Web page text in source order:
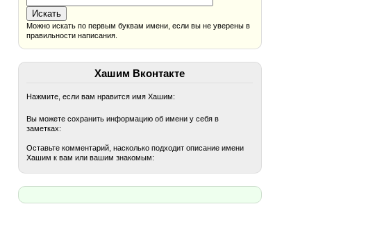
Можно искать по первым буквам имени, если вы не уверены в
правильности написания.
Хашим Вконтакте
Нажмите, если вам нравится имя Хашим:
Вы можете сохранить информацию об имени у себя в
заметках:
Оставьте комментарий, насколько подходит описание имени
Хашим к вам или вашим знакомым: